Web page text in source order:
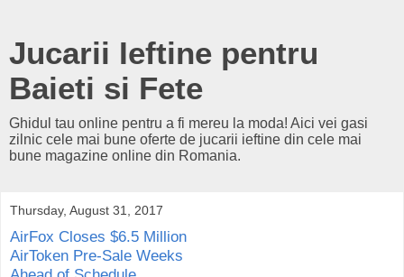
Jucarii Ieftine pentru
Baieti si Fete
Ghidul tau online pentru a fi mereu la moda! Aici vei gasi
zilnic cele mai bune oferte de jucarii ieftine din cele mai
bune magazine online din Romania.
Thursday, August 31, 2017
AirFox Closes $6.5 Million
AirToken Pre-Sale Weeks